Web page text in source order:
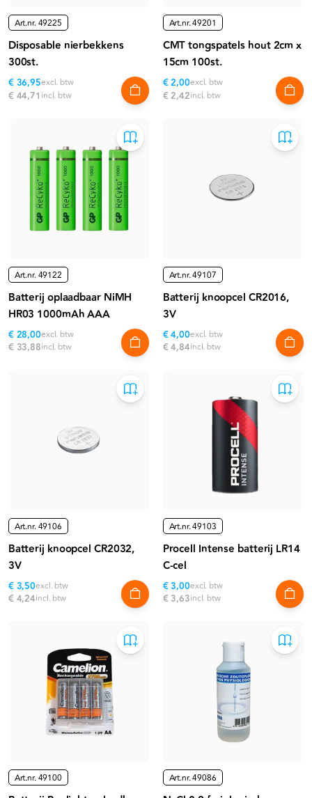
Art.nr.49225
Disposable nierbekkens
300st.
€ 36,95excl. btw
€ 44,71 incl. btw
Art.nr.49201
CMT tongspatels hout 2cm x
15cm 100st.
€ 2,00excl. btw
€ 2,42incl. btw
Art.nr.49122
Batterij oplaadbaar NiMH
HR03 1000mAh AAA
€ 28,00excl. btw
€ 33,88incl. btw
Art.nr.49107
Batterij knoopcel CR2016,
3V
€ 4,00excl. btw
€ 4,84incl. btw
Art.nr.49106
Batterij knoopcel CR2032,
3V
€ 3,50excl. btw
€ 4,24incl. btw
Art.nr.49103
Procell Intense batterij LR14
C-cel
€ 3,00excl. btw
€ 3,63incl. btw
Art.nr.49100 Art.nr.49086